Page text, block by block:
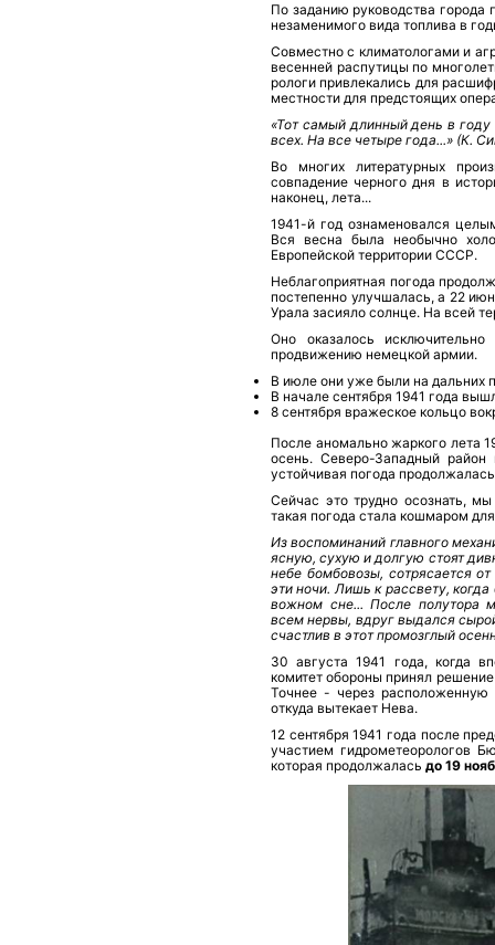
По заданию руководства
незаменимого вида топлива в
Совместно с климатологами и
весенней распутицы по
рологи привлекались для
местности для предстоящих
«Тот самый длинный день в
всех. На все четыре года...» (К.
Во многих литературных
совпадение черного дня в
наконец, лета...
1941-й год ознаменовался
Вся весна была необычно
Европейской тер­ритории СССР.
Неблагоприятная по­года
постепенно улучшалась, а 22
Урала засияло солнце. На всей
Оно оказалось
продвижению немецкой армии.
В июле они уже были на дальних
В начале сентября 1941 года
8 сентября вражеское кольцо
После аномально жаркого лета
осень. Северо-Западный
устойчивая по­года
Сейчас это трудно осознать,
такая погода стала кошмаром
Из воспоминаний главного
ясную, сухую и долгую стоят
небе бомбовозы, сотрясается
эти ночи. Лишь к рассвету,
вожном сне... После полутора
всем нервы, вдруг выдался
счастлив в этот про­мозглый
30 августа 1941 года, когда
комитет обороны принял
Точнее - че­рез расположенную
откуда вытекает Нева.
12 сентября 1941 года после
участием гидрометеорологов
которая продолжалась до 19